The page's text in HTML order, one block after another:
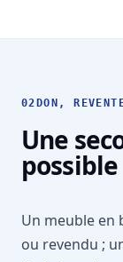
02 DON,
Une
possible
Un meuble en
ou revendu ;